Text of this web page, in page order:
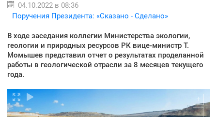
04.10.2022 в 08:36
Поручения Президента: «Сказано - Сделано»
В ходе заседания коллегии Министерства экологии,
геологии и природных ресурсов РК вице-министр Т.
Момышев представил отчет о результатах проделанной
работы в геологической отрасли за 8 месяцев текущего
года.